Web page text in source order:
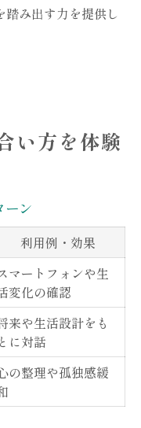
み出す力を提供し
い方を体験
ーン
利用例・効果
マートフォンや生
変化の確認
来や生活設計をも
とに対話
の整理や孤独感緩